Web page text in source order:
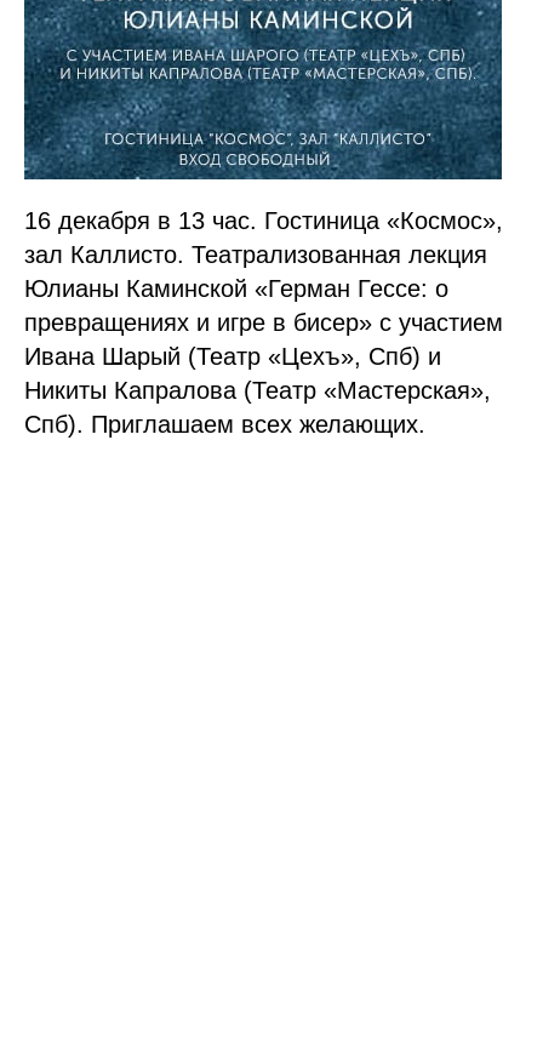
16 декабря в 13 час. Гостиница «Космос»,
зал Каллисто. Театрализованная лекция
Юлианы Каминской «Герман Гессе: о
превращениях и игре в бисер» с участием
Ивана Шарый (Театр «Цехъ», Спб) и
Никиты Капралова (Театр «Мастерская»,
Спб). Приглашаем всех желающих.